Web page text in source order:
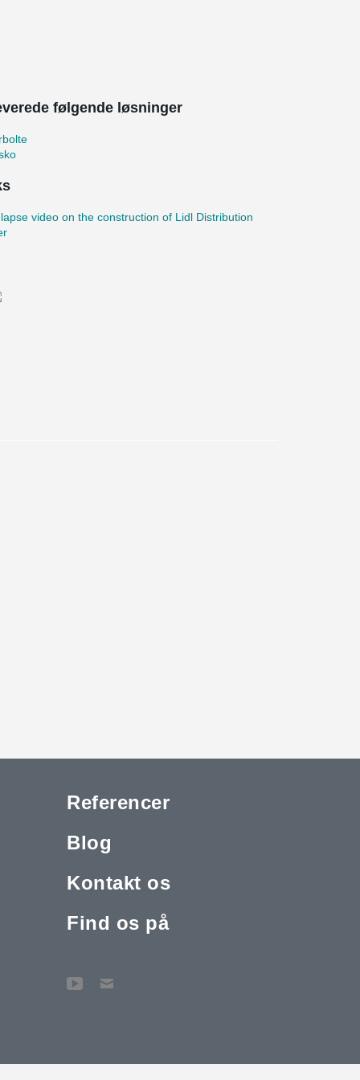
følgende løsninger
video on the construction of Lidl Distribution
Referencer
Blog
Kontakt os
Find os på